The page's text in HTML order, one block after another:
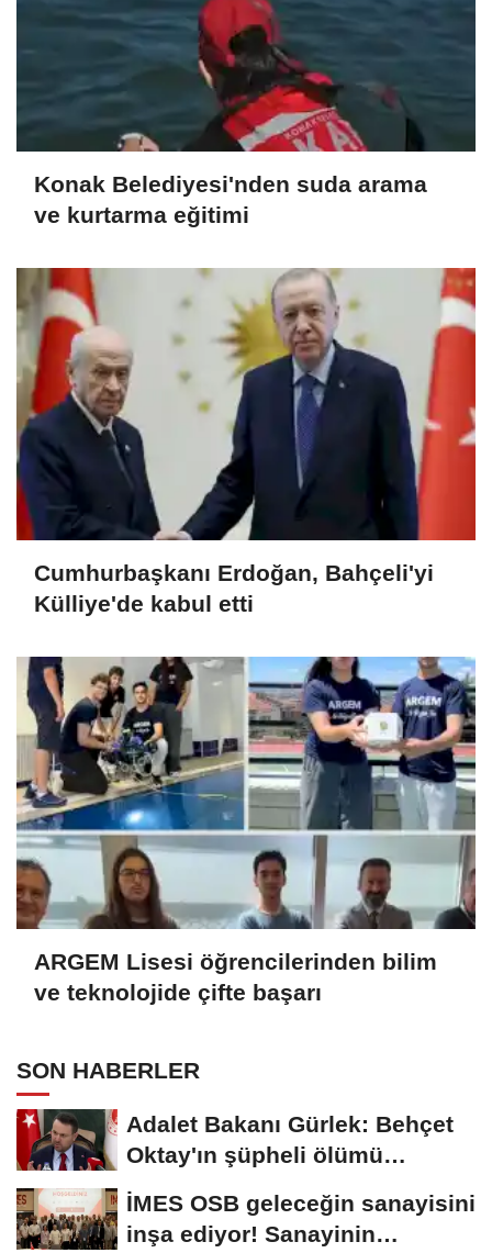
Konak Belediyesi'nden suda arama
ve kurtarma eğitimi
Cumhurbaşkanı Erdoğan, Bahçeli'yi
Külliye'de kabul etti
ARGEM Lisesi öğrencilerinden bilim
ve teknolojide çifte başarı
SON HABERLER
Adalet Bakanı Gürlek: Behçet
Oktay'ın şüpheli ölümü
yeniden kapsamlı...
İMES OSB geleceğin sanayisini
inşa ediyor! Sanayinin